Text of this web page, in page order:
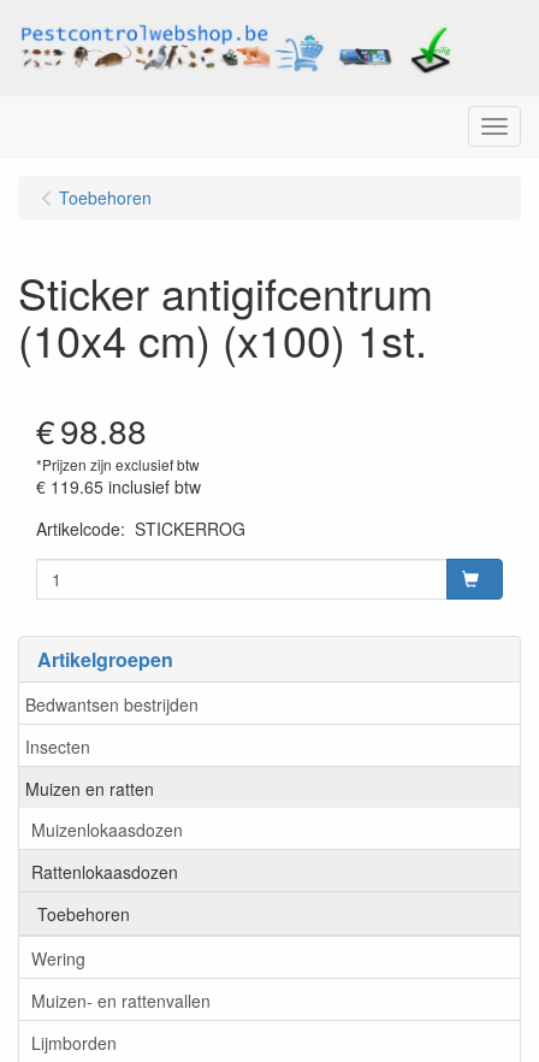
Menu
Artikelgroepen
Bedwantsen bestrijden
Insecten
Muizen en ratten
Muizenlokaasdozen
Rattenlokaasdozen
Toebehoren
Wering
Muizen- en rattenvallen
Lijmborden
Toebehoren
Sticker antigifcentrum
(10x4 cm) (x100) 1st.
€98.88
*Prijzen zijn exclusief btw
€ 119.65 inclusief btw
Artikelcode: STICKERROG